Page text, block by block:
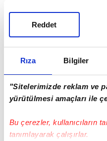
Rıza Bilgiler
"Sitelerimizde reklam ve
yürütülmesi amaçları ile
Bu çerezler, kullanıcıların
tanımlayarak çalışırlar.
Reddet